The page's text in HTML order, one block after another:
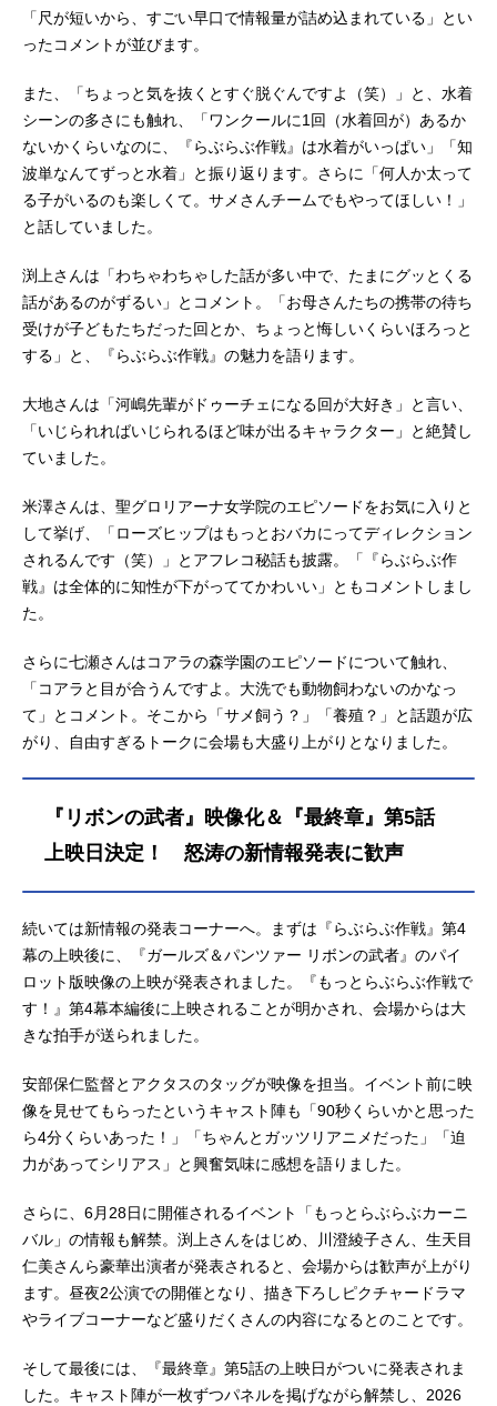
「尺が短いから、すごい早口で情報量が詰め込まれている」とい
ったコメントが並びます。
また、「ちょっと気を抜くとすぐ脱ぐんですよ（笑）」と、水着
シーンの多さにも触れ、「ワンクールに1回（水着回が）あるか
ないかくらいなのに、『らぶらぶ作戦』は水着がいっぱい」「知
波単なんてずっと水着」と振り返ります。さらに「何人か太って
る子がいるのも楽しくて。サメさんチームでもやってほしい！」
と話していました。
渕上さんは「わちゃわちゃした話が多い中で、たまにグッとくる
話があるのがずるい」とコメント。「お母さんたちの携帯の待ち
受けが子どもたちだった回とか、ちょっと悔しいくらいほろっと
する」と、『らぶらぶ作戦』の魅力を語ります。
大地さんは「河嶋先輩がドゥーチェになる回が大好き」と言い、
「いじられればいじられるほど味が出るキャラクター」と絶賛し
ていました。
米澤さんは、聖グロリアーナ女学院のエピソードをお気に入りと
して挙げ、「ローズヒップはもっとおバカにってディレクション
されるんです（笑）」とアフレコ秘話も披露。「『らぶらぶ作
戦』は全体的に知性が下がっててかわいい」ともコメントしまし
た。
さらに七瀬さんはコアラの森学園のエピソードについて触れ、
「コアラと目が合うんですよ。大洗でも動物飼わないのかなっ
て」とコメント。そこから「サメ飼う？」「養殖？」と話題が広
がり、自由すぎるトークに会場も大盛り上がりとなりました。
『リボンの武者』映像化＆『最終章』第5話
上映日決定！ 怒涛の新情報発表に歓声
続いては新情報の発表コーナーへ。まずは『らぶらぶ作戦』第4
幕の上映後に、『ガールズ＆パンツァー リボンの武者』のパイ
ロット版映像の上映が発表されました。『もっとらぶらぶ作戦で
す！』第4幕本編後に上映されることが明かされ、会場からは大
きな拍手が送られました。
安部保仁監督とアクタスのタッグが映像を担当。イベント前に映
像を見せてもらったというキャスト陣も「90秒くらいかと思った
ら4分くらいあった！」「ちゃんとガッツリアニメだった」「迫
力があってシリアス」と興奮気味に感想を語りました。
さらに、6月28日に開催されるイベント「もっとらぶらぶカーニ
バル」の情報も解禁。渕上さんをはじめ、川澄綾子さん、生天目
仁美さんら豪華出演者が発表されると、会場からは歓声が上がり
ます。昼夜2公演での開催となり、描き下ろしピクチャードラマ
やライブコーナーなど盛りだくさんの内容になるとのことです。
そして最後には、『最終章』第5話の上映日がついに発表されま
した。キャスト陣が一枚ずつパネルを掲げながら解禁し、2026